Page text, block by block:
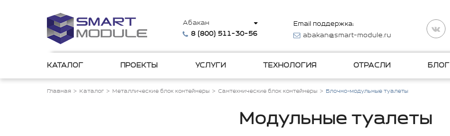
Абакан
8 (800) 511-30-56
Email поддержка:
abakan@smart-module.ru
КАТАЛОГ ПРОЕКТЫ УСЛУГИ ТЕХНОЛОГИЯ ОТРАСЛИ БЛОГ
Главная Каталог Металлические блок контейнеры Сантехнические блок контейнеры Блочно-модульные туалеты
Модульные туалеты